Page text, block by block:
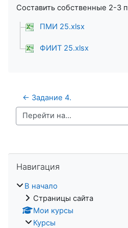
Составить собственные 2-3
ПМИ 25.xlsx
ФИИТ 25.xlsx
← Задание 4.
Перейти на...
Навигация
В начало
Страницы сайта
Мои курсы
Курсы